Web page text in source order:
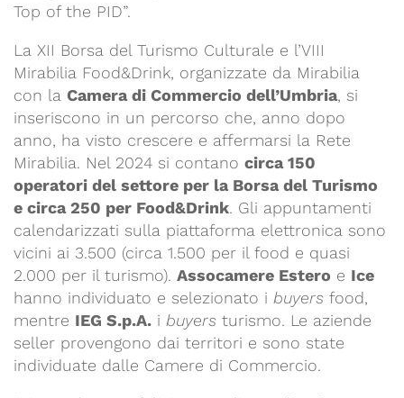
Top of the PID”.
La XII Borsa del Turismo Culturale e l’VIII
Mirabilia Food&Drink, organizzate da Mirabilia
con la Camera di Commercio dell’Umbria, si
inseriscono in un percorso che, anno dopo
anno, ha visto crescere e affermarsi la Rete
Mirabilia. Nel 2024 si contano circa 150
operatori del settore per la Borsa del Turismo
e circa 250 per Food&Drink. Gli appuntamenti
calendarizzati sulla piattaforma elettronica sono
vicini ai 3.500 (circa 1.500 per il food e quasi
2.000 per il turismo). Assocamere Estero e Ice
hanno individuato e selezionato i buyers food,
mentre IEG S.p.A. i buyers turismo. Le aziende
seller provengono dai territori e sono state
individuate dalle Camere di Commercio.